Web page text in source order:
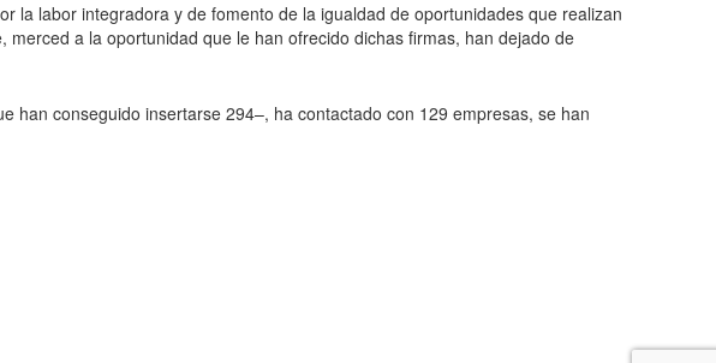
la labor integradora y de fomento de la igualdad de oportunidades que realizan
a la oportunidad que le han ofrecido dichas firmas, han dejado de
han conseguido insertarse 294–, ha contactado con 129 empresas, se han